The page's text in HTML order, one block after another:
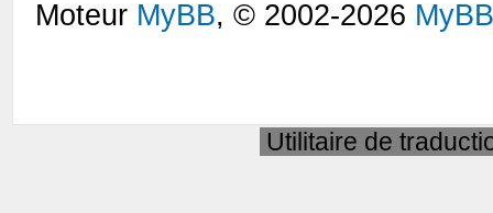
Moteur MyBB, © 2002-2026
Utilitaire de